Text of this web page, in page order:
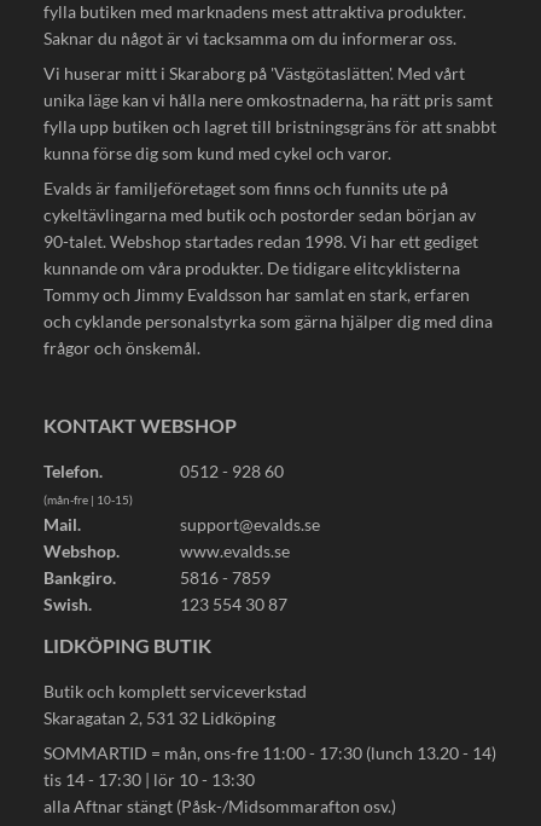
fylla butiken med marknadens mest attraktiva produkter.
Saknar du något är vi tacksamma om du informerar oss.
Vi huserar mitt i Skaraborg på 'Västgötaslätten'. Med vårt
unika läge kan vi hålla nere omkostnaderna, ha rätt pris samt
fylla upp butiken och lagret till bristningsgräns för att snabbt
kunna förse dig som kund med cykel och varor.
Evalds är familjeföretaget som finns och funnits ute på
cykeltävlingarna med butik och postorder sedan början av
90-talet. Webshop startades redan 1998. Vi har ett gediget
kunnande om våra produkter. De tidigare elitcyklisterna
Tommy och Jimmy Evaldsson har samlat en stark, erfaren
och cyklande personalstyrka som gärna hjälper dig med dina
frågor och önskemål.
KONTAKT WEBSHOP
Telefon. 0512 - 928 60
(mån-fre | 10-15)
Mail.
support@evalds.se
Webshop.
www.evalds.se
Bankgiro.
5816 - 7859
Swish.
123 554 30 87
LIDKÖPING BUTIK
Butik och komplett serviceverkstad
Skaragatan 2, 531 32 Lidköping
SOMMARTID = mån, ons-fre 11:00 - 17:30 (lunch 13.20 - 14)
tis 14 - 17:30 | lör 10 - 13:30
alla Aftnar stängt (Påsk-/Midsommarafton osv.)